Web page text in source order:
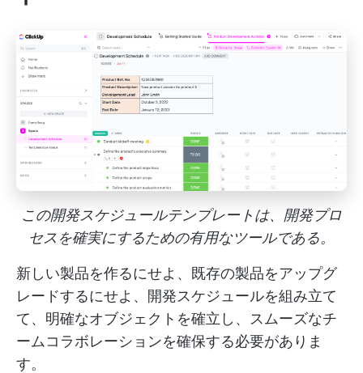
この開発スケジュールテンプレートは、開発プロ
セスを確実にするための有用なツールである。
新しい製品を作るにせよ、既存の製品をアップグ
レードするにせよ、開発スケジュールを組み立て
て、明確なオブジェクトを確立し、スムーズなチ
ームコラボレーションを確保する必要がありま
す。